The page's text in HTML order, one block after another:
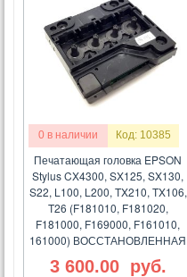
0 в наличии Код: 10385
Печатающая головка EPSON
Stylus CX4300, SX125, SX130,
S22, L100, L200, TX210, TX106,
T26 (F181010, F181020,
F181000, F169000, F161010,
161000) ВОССТАНОВЛЕННАЯ
3 600.00 руб.